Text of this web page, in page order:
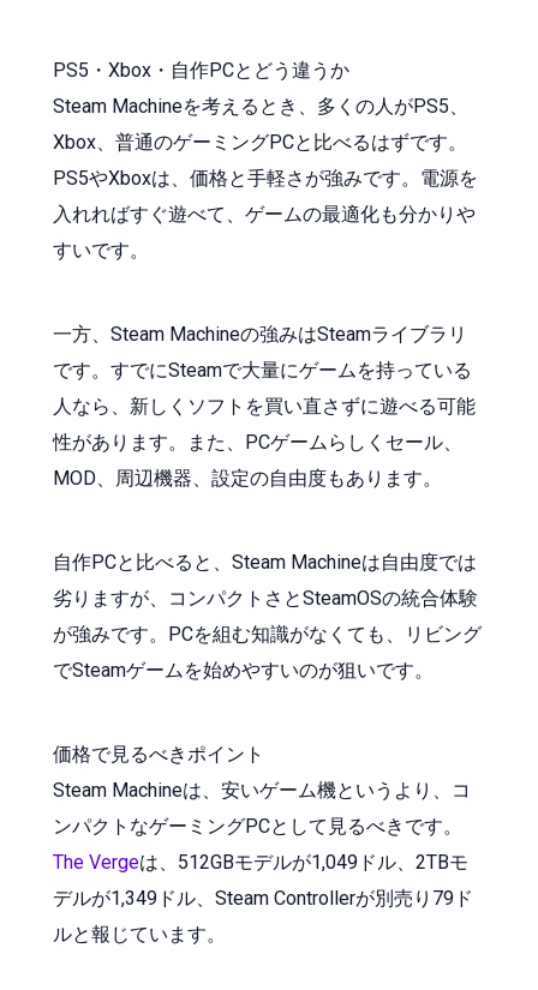
PS5・Xbox・自作PCとどう違うか
Steam Machineを考えるとき、多くの人がPS5、
Xbox、普通のゲーミングPCと比べるはずです。
PS5やXboxは、価格と手軽さが強みです。電源を
入れればすぐ遊べて、ゲームの最適化も分かりや
すいです。
一方、Steam Machineの強みはSteamライブラリ
です。すでにSteamで大量にゲームを持っている
人なら、新しくソフトを買い直さずに遊べる可能
性があります。また、PCゲームらしくセール、
MOD、周辺機器、設定の自由度もあります。
自作PCと比べると、Steam Machineは自由度では
劣りますが、コンパクトさとSteamOSの統合体験
が強みです。PCを組む知識がなくても、リビング
でSteamゲームを始めやすいのが狙いです。
価格で見るべきポイント
Steam Machineは、安いゲーム機というより、コ
ンパクトなゲーミングPCとして見るべきです。
The Vergeは、512GBモデルが1,049ドル、2TBモ
デルが1,349ドル、Steam Controllerが別売り79ド
ルと報じています。